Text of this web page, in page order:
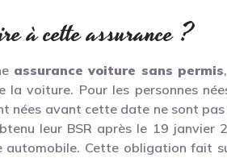
à cette assurance ?
assurance voiture sans permis
voiture. Pour les personnes
nées avant cette date ne sont
leur BSR après le 19
Cette obligation fait